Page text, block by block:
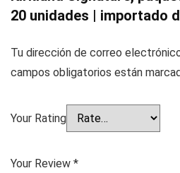
20 unidades | importado
Tu dirección de correo
campos obligatorios están
Your Rating
Your Review *